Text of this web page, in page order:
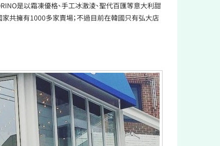
是以霜凍優格、手工冰激淩、聖代百匯等意大利甜
共擁有1000多家賣場；不過目前在韓國只有弘大店